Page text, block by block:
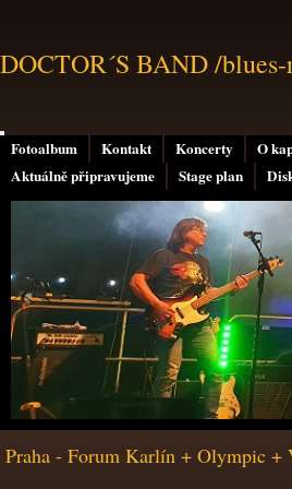
Fotoalbum Kontakt Koncerty O
Aktuálně připravujeme
Stage plan
DOCTOR´S BAND /
Praha - Forum Karlín + Olympic +